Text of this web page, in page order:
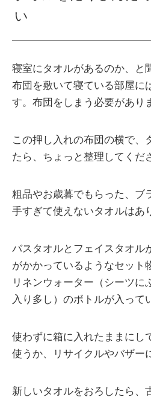
い
寝室にタオルがあるのか、と
布団を敷いて寝ている部屋に
す。布団をしまう必要があり
この押し入れの布団の横で、
たら、ちょっと整理してくだ
粗品やお歳暮でもらった、ブ
手すぎて使えないタオルはあ
バスタオルとフェイスタオル
がかかっているようなセット
リネンウォーター（シーツに
入り多し）のボトルが入って
使わずに箱に入れたままにし
使うか、リサイクルやバザー
新しいタオルをおろしたら、